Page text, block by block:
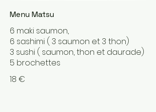
Menu Matsu
6 maki saumon,
6 sashimi ( 3 saumon et 3 thon)
3 sushi ( saumon, thon et daurade)
5 brochettes
18 €